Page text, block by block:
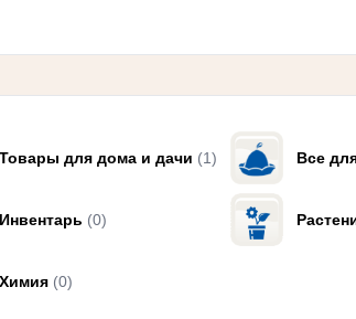
Товары для дома и дачи (1) Все
Инвентарь (0)
Химия (0)